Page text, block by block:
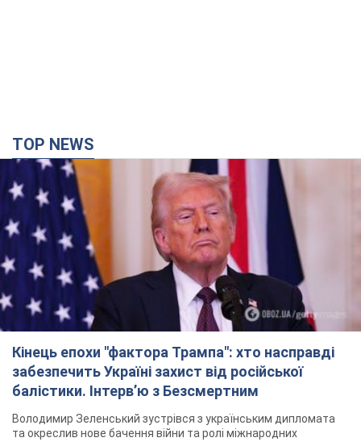
TOP NEWS
Кінець епохи "фактора Трампа": хто насправді
забезпечить Україні захист від російської
балістики. Інтерв’ю з Безсмертним
Володимир Зеленський зустрівся з українським дипломата
та окреслив нове бачення війни та ролі міжнародних